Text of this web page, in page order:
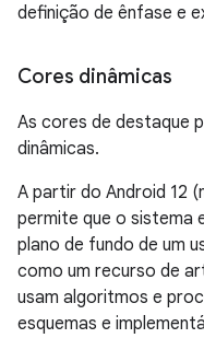
definição de ênfase e
Cores dinâmicas
As cores de destaque
dinâmicas.
A partir do Android 12
permite que o sistema
plano de fundo de um
como um recurso de
usam algoritmos e
esquemas e